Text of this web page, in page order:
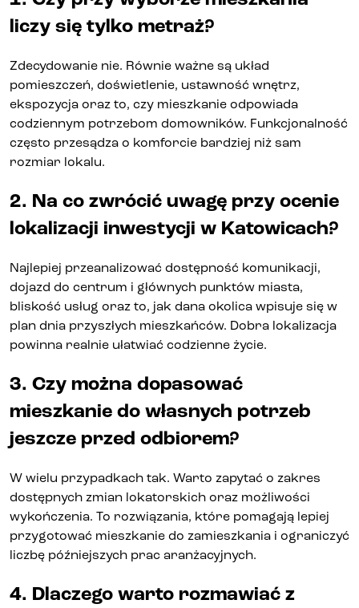
liczy się tylko metraż?
Zdecydowanie nie. Równie ważne są układ
pomieszczeń, doświetlenie, ustawność wnętrz,
ekspozycja oraz to, czy mieszkanie odpowiada
codziennym potrzebom domowników. Funkcjonalność
często przesądza o komforcie bardziej niż sam
rozmiar lokalu.
2. Na co zwrócić uwagę przy ocenie
lokalizacji inwestycji w Katowicach?
Najlepiej przeanalizować dostępność komunikacji,
dojazd do centrum i głównych punktów miasta,
bliskość usług oraz to, jak dana okolica wpisuje się w
plan dnia przyszłych mieszkańców. Dobra lokalizacja
powinna realnie ułatwiać codzienne życie.
3. Czy można dopasować
mieszkanie do własnych potrzeb
jeszcze przed odbiorem?
W wielu przypadkach tak. Warto zapytać o zakres
dostępnych zmian lokatorskich oraz możliwości
wykończenia. To rozwiązania, które pomagają lepiej
przygotować mieszkanie do zamieszkania i ograniczyć
liczbę późniejszych prac aranżacyjnych.
4. Dlaczego warto rozmawiać z